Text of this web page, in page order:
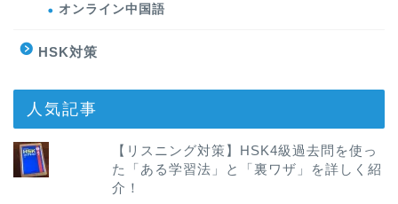
オンライン中国語
HSK対策
人気記事
【リスニング対策】HSK4級過去問を使っ
た「ある学習法」と「裏ワザ」を詳しく紹
介！